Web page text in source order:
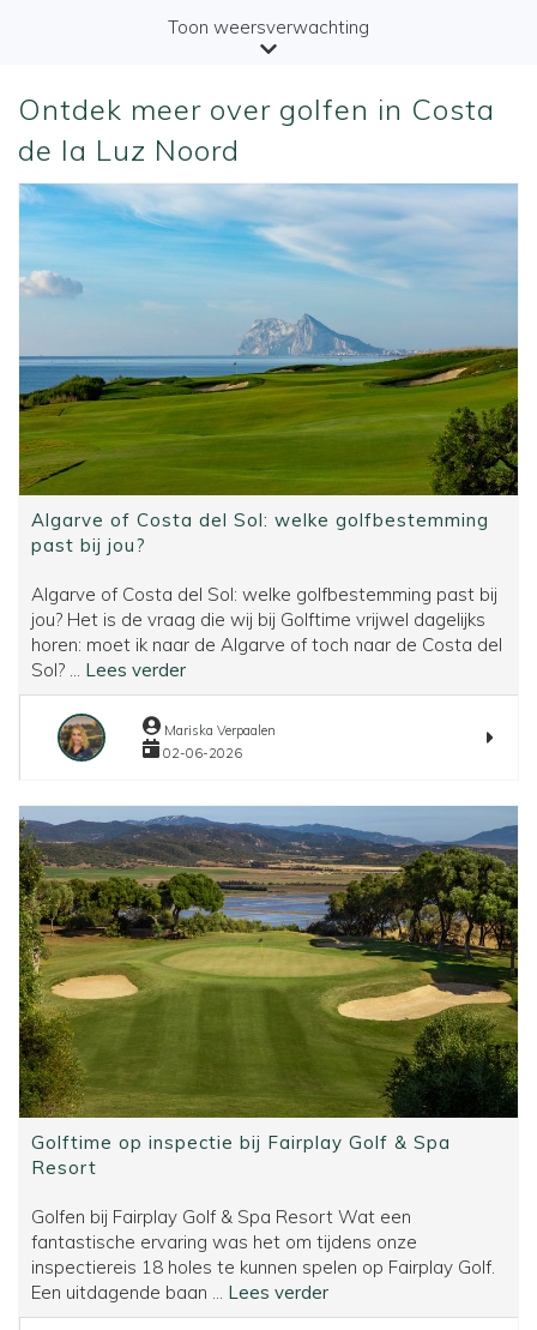
Toon weersverwachting
Ontdek meer over golfen in Costa
de la Luz Noord
Algarve of Costa del Sol: welke golfbestemming
past bij jou?
Algarve of Costa del Sol: welke golfbestemming past bij
jou? Het is de vraag die wij bij Golftime vrijwel dagelijks
horen: moet ik naar de Algarve of toch naar de Costa del
Sol? ... Lees verderAlgarve
of
Costa
del
golfbestemming
past
bij
jou?
Mariska Verpaalen
02-06-2026
Golftime op inspectie bij Fairplay Golf & Spa
Resort
Golfen bij Fairplay Golf & Spa Resort Wat een
fantastische ervaring was het om tijdens onze
inspectiereis 18 holes te kunnen spelen op Fairplay Golf.
Een uitdagende baan ... Lees verderGolftime
op